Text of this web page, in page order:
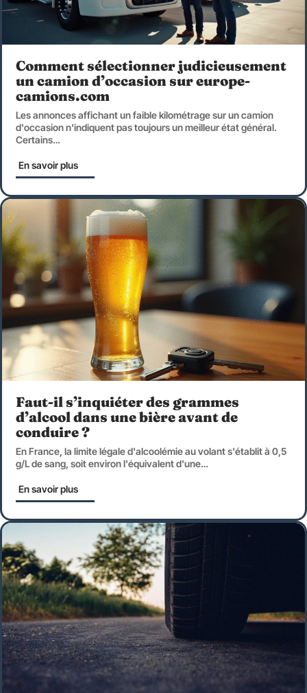
Comment sélectionner judicieusement
un camion d’occasion sur europe-
camions.com
Les annonces affichant un faible kilométrage sur un camion
d'occasion n'indiquent pas toujours un meilleur état général.
Certains…
En savoir plus
Faut-il s’inquiéter des grammes
d’alcool dans une bière avant de
conduire ?
En France, la limite légale d'alcoolémie au volant s'établit à 0,5
g/L de sang, soit environ l'équivalent d'une…
En savoir plus